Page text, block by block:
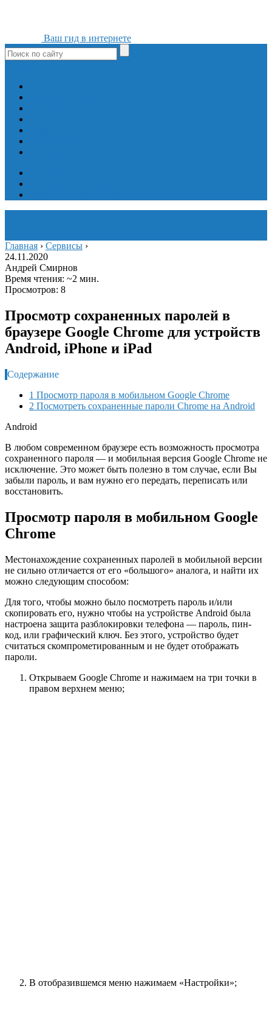
Ваш гид в интернете
Главная › Сервисы ›
24.11.2020
Андрей Смирнов
Время чтения: ~2 мин.
Просмотров: 8
Просмотр сохраненных паролей в
браузере Google Chrome для устройств
Android, iPhone и iPad
Содержание
1 Просмотр пароля в мобильном Google Chrome
2 Посмотреть сохраненные пароли Chrome на Android
Android
В любом современном браузере есть возможность просмотра
сохраненного пароля — и мобильная версия Google Chrome не
исключение. Это может быть полезно в том случае, если Вы
забыли пароль, и вам нужно его передать, переписать или
восстановить.
Просмотр пароля в мобильном Google
Chrome
Местонахождение сохраненных паролей в мобильной версии
не сильно отличается от его «большого» аналога, и найти их
можно следующим способом:
Для того, чтобы можно было посмотреть пароль и/или
скопировать его, нужно чтобы на устройстве Android была
настроена защита разблокировки телефона — пароль, пин-
код, или графический ключ. Без этого, устройство будет
считаться скомпрометированным и не будет отображать
пароли.
Открываем Google Chrome и нажимаем на три точки в
правом верхнем меню;
В отобразившемся меню нажимаем «Настройки»;